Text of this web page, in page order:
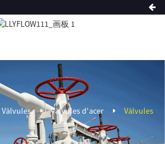
Vàlvules Vàlvules d'acer
Vàlvules